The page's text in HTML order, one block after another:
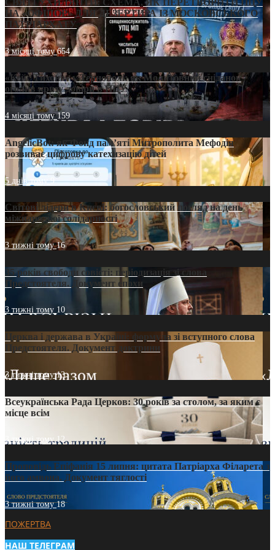
СВЯТІ УХИЛЯНТИ: СХЕМА, ЯК ПЕРЕТВОРИТИ ПЦУ
НА «ОФШОР» ДЛЯ ДЕЗЕРТИРА ІЗ МОСКОВСЬКОГО
ПАТРІАРХАТУ
3 місяці тому654
«Кейс Тихона» у Тернополі: як Молитовний сніданок
оголив кризу довіри в ПЦУ
4 місяці тому159
AngelicBot: як Фонд пам’яті Митрополита Мефодія
розвиває цифрову катехизацію дітей
5 днів тому9
Світові лідери в Києві: богословський погляд на день
міжнародної солідарності
3 тижні тому16
35 років свободи совісті: періодизація зі слова
Предстоятеля. Документ епохи
3 тижні тому 10
Церква і держава в Україні: формула зі вступного слова
Предстоятеля. Документ доктрини
3 тижні тому13
Всеукраїнська Рада Церков: 30 років за столом, за яким є
місце всім
3 тижні тому12
Проповідь Епіфанія 15 липня: цитата Патріарха Філарета з
його амвона. Документ тяглості
3 тижні тому18
ПОЖЕРТВА
НАШ ТЕЛЕГРАМ